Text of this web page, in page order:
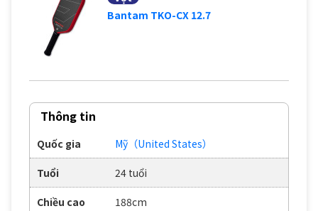
Bantam TKO-CX 12.7
Thông tin
Quốc gia Mỹ（United States）
Tuổi 24 tuổi
Chiều cao 188cm